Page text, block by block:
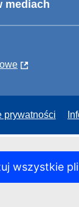
wszystkie
mediach
prywatności